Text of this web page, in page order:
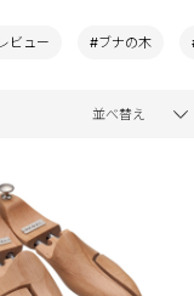
ビュー #ブナの木
並べ替え